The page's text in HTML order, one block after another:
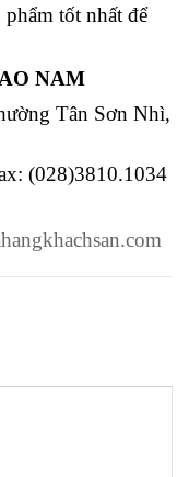
tốt nhất để
NAM
Tân Sơn Nhì,
(028)3810.1034